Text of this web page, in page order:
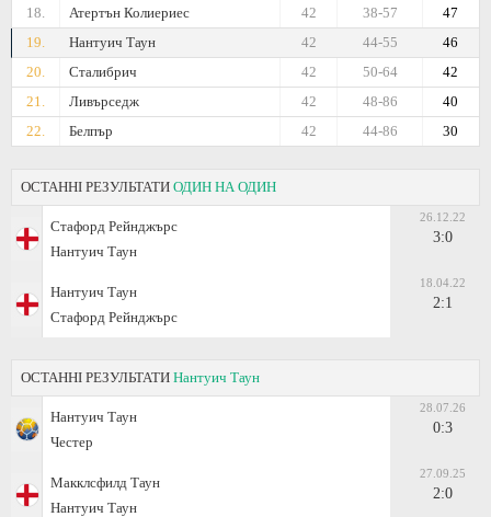
18.
Атертън Колиериес 47
38-57
42
19.
Нантуич Таун 46
44-55
42
20.
Сталибрич 42
50-64
42
21.
Ливърседж 40
48-86
42
22.
Белпър 30
44-86
42
ОСТАННІ РЕЗУЛЬТАТИ ОДИН НА ОДИН
Стафорд Рейнджърс
Нантуич Таун
26.12.22
3:0
Нантуич Таун
Стафорд Рейнджърс
18.04.22
2:1
ОСТАННІ РЕЗУЛЬТАТИ Нантуич Таун
Нантуич Таун
Честер
28.07.26
0:3
Макклсфилд Таун
Нантуич Таун
27.09.25
2:0